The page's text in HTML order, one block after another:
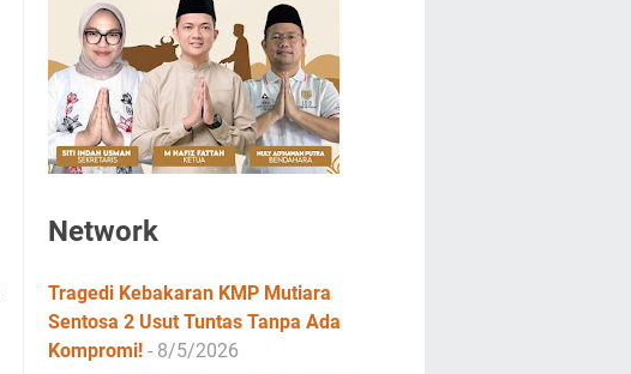
Network
Tragedi Kebakaran KMP Mutiara
Sentosa 2 Usut Tuntas Tanpa Ada
Kompromi!- 8/5/2026